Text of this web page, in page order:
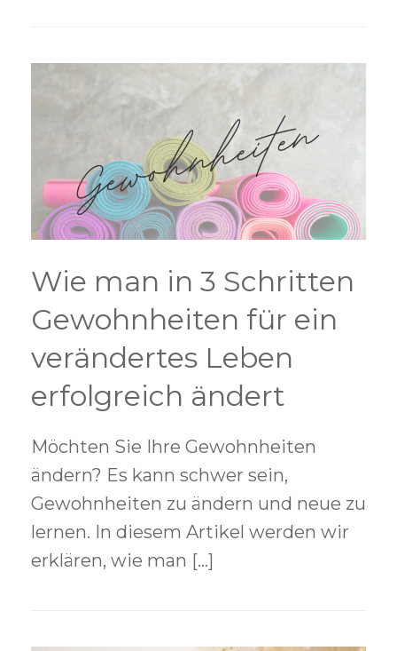
Wie man in 3 Schritten
Gewohnheiten für ein
verändertes Leben
erfolgreich ändert
Möchten Sie Ihre Gewohnheiten
ändern? Es kann schwer sein,
Gewohnheiten zu ändern und neue zu
lernen. In diesem Artikel werden wir
erklären, wie man […]